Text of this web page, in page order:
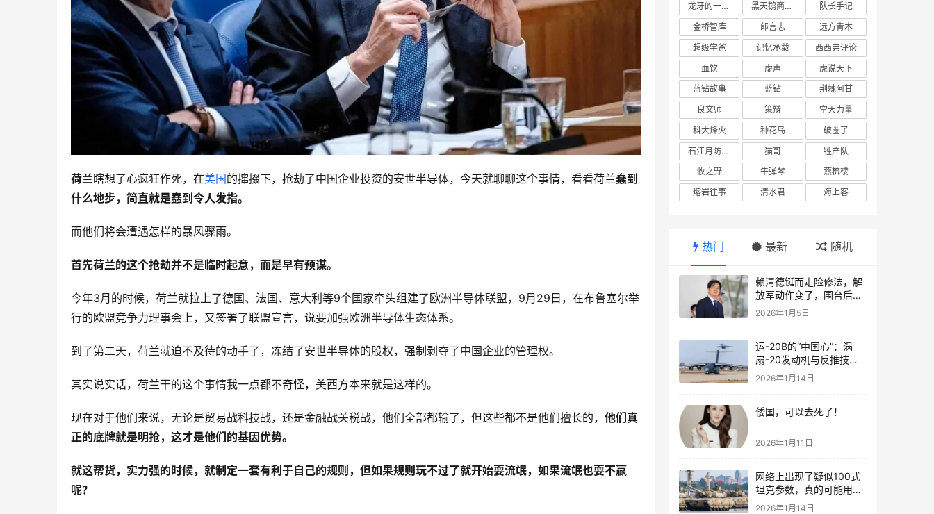
荷兰瞎想了心疯狂作死，在美国的撺掇下，抢劫了中国企业投资的安世半导体，今天就聊聊这个事情，看看荷兰蠢到
什么地步，简直就是蠢到令人发指。
而他们将会遭遇怎样的暴风骤雨。
首先荷兰的这个抢劫并不是临时起意，而是早有预谋。
今年3月的时候，荷兰就拉上了德国、法国、意大利等9个国家牵头组建了欧洲半导体联盟，9月29日，在布鲁塞尔举
行的欧盟竞争力理事会上，又签署了联盟宣言，说要加强欧洲半导体生态体系。
到了第二天，荷兰就迫不及待的动手了，冻结了安世半导体的股权，强制剥夺了中国企业的管理权。
其实说实话，荷兰干的这个事情我一点都不奇怪，美西方本来就是这样的。
现在对于他们来说，无论是贸易战科技战，还是金融战关税战，他们全部都输了，但这些都不是他们擅长的， 他们真
正的底牌就是明抢，这才是他们的基因优势。
就这帮货，实力强的时候，就制定一套有利于自己的规则，但如果规则玩不过了就开始耍流氓，如果流氓也耍不赢
呢？
龙牙的一座山 黑天鹅商业情报站
队长手记
金桥智库
郎言志
远方青木
超级学爸
记忆承载
西西弗评论
血饮
虚声
虎说天下
蓝钻故事
蓝钻
荆棘阿甘
良文师
策辩
空天力量
科大烽火
种花岛
破圈了
石江月防务观察
猫哥
牲产队
牧之野
牛弹琴
燕梳楼
熔岩往事
清水君 海上客
热门 最新 随机
赖清德铤而走险修法，解
放军动作变了，围台后的
“真正杀招”曝光
2026年1月5日
运-20B的“中国心”：涡
扇-20发动机与反推技术
大突破！
2026年1月14日
倭国，可以去死了！
2026年1月11日
网络上出现了疑似100式
坦克参数，真的可能用了
钛合金装甲！
2026年1月14日